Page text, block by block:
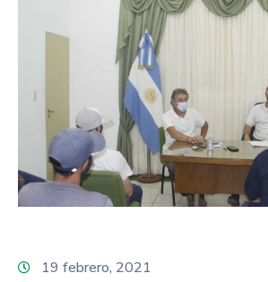
19 febrero, 2021